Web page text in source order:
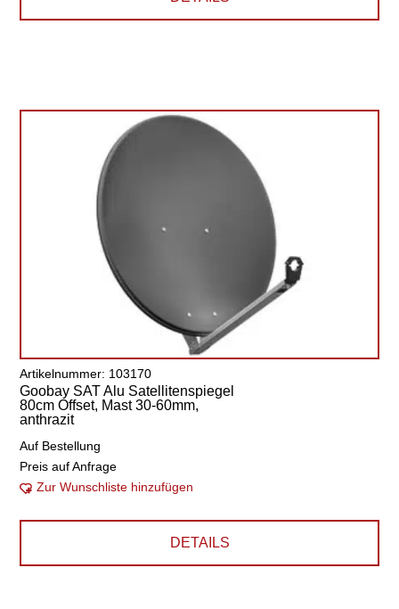
Artikelnummer: 103170
Goobay SAT Alu Satellitenspiegel
80cm Offset, Mast 30-60mm,
anthrazit
Auf Bestellung
Preis auf Anfrage
Zur Wunschliste hinzufügen
DETAILS